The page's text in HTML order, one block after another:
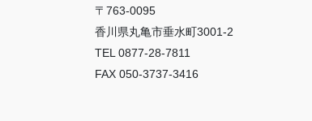
〒763-0095
香川県丸亀市垂水町3001-2
TEL 0877-28-7811
FAX 050-3737-3416